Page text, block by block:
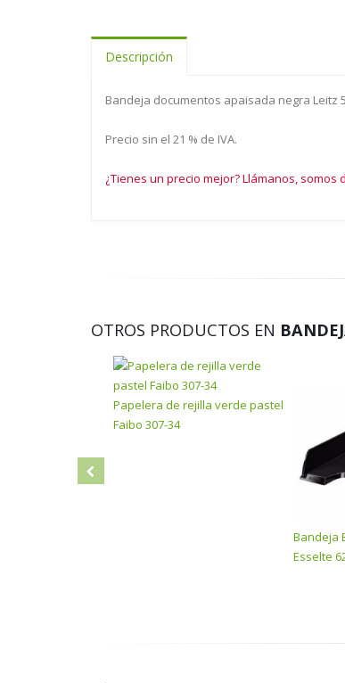
Descripción
Bandeja documentos apaisada negra Leitz
Precio sin el 21 % de IVA.
¿Tienes un precio mejor? Llámanos, somos
OTROS PRODUCTOS EN
Papelera de rejilla verde pastel
Faibo 307-34
Bandeja
Esselte